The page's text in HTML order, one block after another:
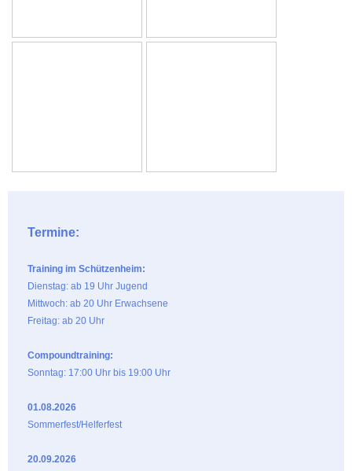
Termine:
Training im Schützenheim:
Dienstag: ab 19 Uhr Jugend
Mittwoch: ab 20 Uhr Erwachsene
Freitag: ab 20 Uhr
Compoundtraining:
Sonntag: 17:00 Uhr bis 19:00 Uhr
01.08.2026
Sommerfest/Helferfest
20.09.2026